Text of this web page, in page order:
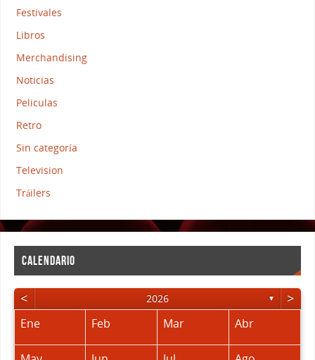
Festivales
Libros
Merchandising
Noticias
Peliculas
Retro
Sin categoría
Television
Tráilers
CALENDARIO
< 2026 ▼ >
Ene Feb Mar Abr